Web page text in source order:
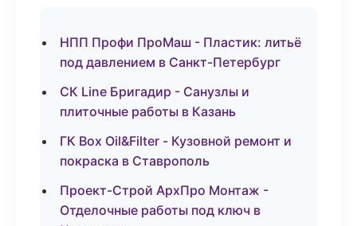
НПП Профи ПроМаш - Пластик: литьё
под давлением в Санкт-Петербург
СК Line Бригадир - Санузлы и
плиточные работы в Казань
ГК Box Oil&Filter - Кузовной ремонт и
покраска в Ставрополь
Проект-Строй АрхПро Монтаж -
Отделочные работы под ключ в